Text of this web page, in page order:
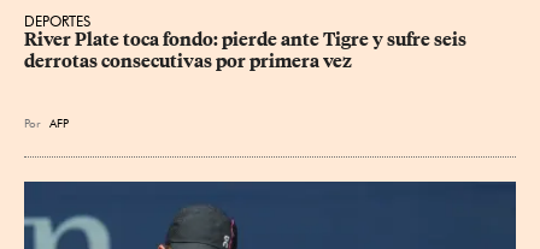
DEPORTES
River Plate toca fondo: pierde ante Tigre y sufre seis
derrotas consecutivas por primera vez
Por AFP